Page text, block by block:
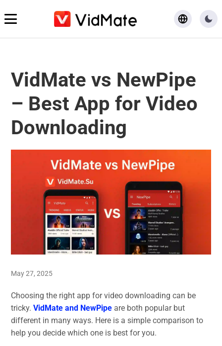
Download
VidMate vs NewPipe
– Best App for Video
Downloading
May 27, 2025
Choosing the right app for video downloading can be
tricky.VidMate and NewPipe are both popular but
different in many ways. Here is a simple comparison to
help you decide which one is best for you.